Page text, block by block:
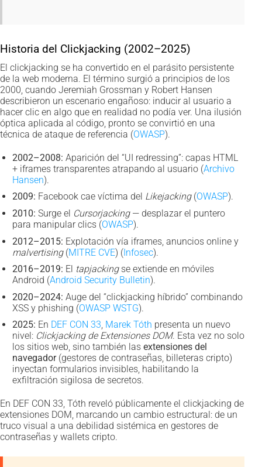
Historia del Clickjacking (2002–2025)
El clickjacking se ha convertido en el parásito persistente
de la web moderna. El término surgió a principios de los
2000, cuando Jeremiah Grossman y Robert Hansen
describieron un escenario engañoso: inducir al usuario a
hacer clic en algo que en realidad no podía ver. Una ilusión
óptica aplicada al código, pronto se convirtió en una
técnica de ataque de referencia (OWASP).
2002–2008: Aparición del “UI redressing”: capas HTML
+ iframes transparentes atrapando al usuario (Archivo
Hansen).
2009: Facebook cae víctima del Likejacking(OWASP).
2010: Surge el Cursorjacking— desplazar el puntero
para manipular clics (OWASP).
2012–2015: Explotación vía iframes, anuncios online y
malvertising(MITRE CVE) (Infosec).
2016–2019: El tapjackingse extiende en móviles
Android (Android Security Bulletin).
2020–2024: Auge del “clickjacking híbrido” combinando
XSS y phishing (OWASP WSTG).
2025: En DEF CON 33, Marek Tóth presenta un nuevo
nivel: Clickjacking de Extensiones DOM. Esta vez no solo
los sitios web, sino también las extensiones del
navegador(gestores de contraseñas, billeteras cripto)
inyectan formularios invisibles, habilitando la
exfiltración sigilosa de secretos.
En DEF CON 33, Tóth reveló públicamente el clickjacking de
extensiones DOM, marcando un cambio estructural: de un
truco visual a una debilidad sistémica en gestores de
contraseñas y wallets cripto.